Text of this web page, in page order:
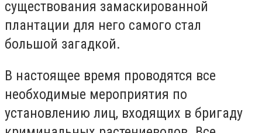
существования замаскированной
плантации для него самого стал
большой загадкой.
В настоящее время проводятся все
необходимые мероприятия по
установлению лиц, входящих в бригаду